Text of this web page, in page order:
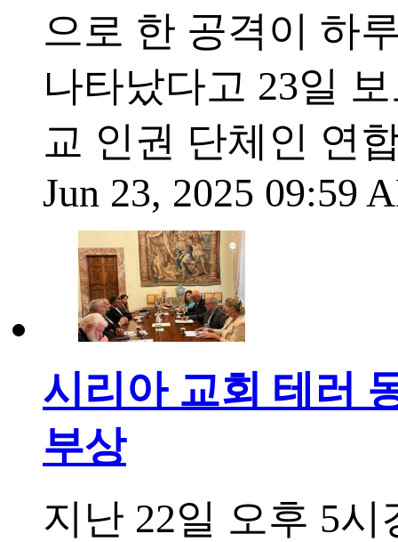
으로 한 공격이 하
나타났다고 23일
교 인권 단체인 연
Jun 23, 2025 09:59
시리아 교회 테러
부상
지난 22일 오후 5